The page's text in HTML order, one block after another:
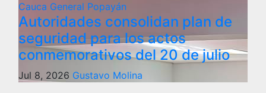
Cauca General Popayán
Autoridades consolidan plan de
seguridad para los actos
conmemorativos del 20 de julio
Jul 8, 2026 Gustavo Molina